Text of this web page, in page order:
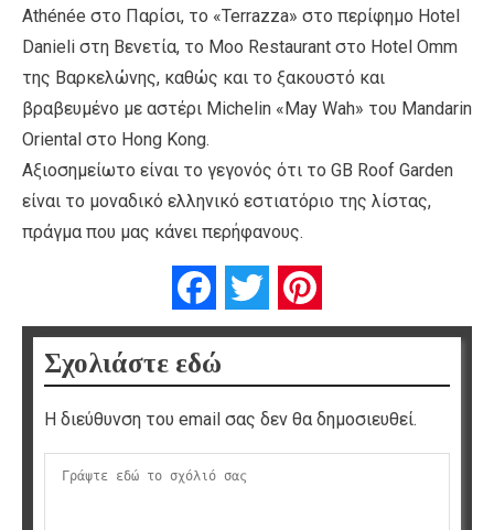
Athénée στο Παρίσι, το «Terrazza» στο περίφημο Hotel
Danieli στη Βενετία, το Moo Restaurant στο Hotel Omm
της Βαρκελώνης, καθώς και το ξακουστό και
βραβευμένο με αστέρι Michelin «May Wah» του Mandarin
Oriental στο Hong Kong.
Αξιοσημείωτο είναι το γεγονός ότι το GB Roof Garden
είναι το μοναδικό ελληνικό εστιατόριο της λίστας,
πράγμα που μας κάνει περήφανους.
FacebookTwitter
Σχολιάστε εδώ
Η διεύθυνση του email σας δεν θα δημοσιευθεί.